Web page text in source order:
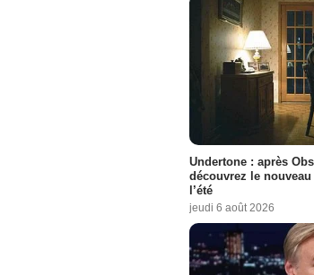
Undertone : après
découvrez le
l’été
jeudi 6 août 2026